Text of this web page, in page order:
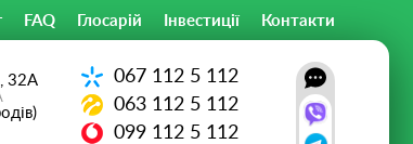
FAQ Глосарій Інвестиції Контакти
32А 067 112 5 112
063 112 5 112
099 112 5 112